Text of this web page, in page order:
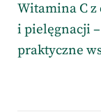
Witamina C z
i pielęgnacji
praktyczne